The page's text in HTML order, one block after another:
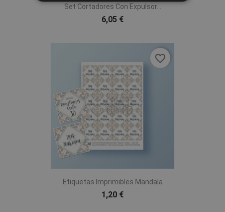
Set Cortadores Con Expulsor...
6,05 €
Etiquetas Imprimibles Mandala
1,20 €
favorite_border